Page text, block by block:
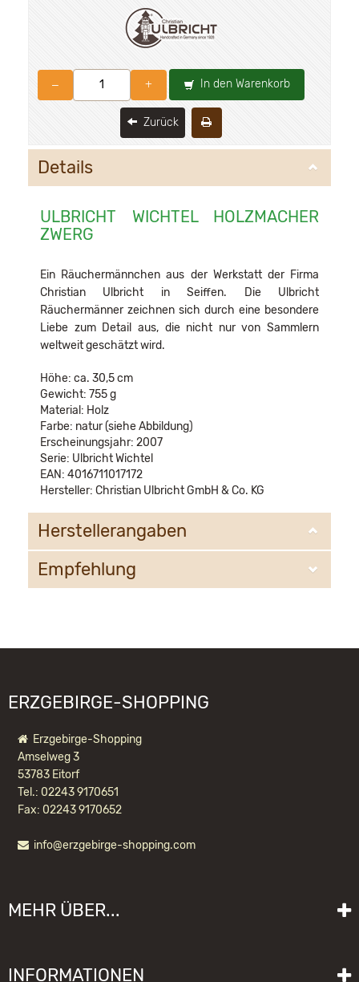
– + In den Warenkorb
Zurück
Details
ULBRICHT WICHTEL HOLZMACHER
ZWERG
Ein Räuchermännchen aus der Werkstatt der Firma
Christian Ulbricht in Seiffen. Die Ulbricht
Räuchermänner zeichnen sich durch eine besondere
Liebe zum Detail aus, die nicht nur von Sammlern
weltweit geschätzt wird.
Höhe: ca. 30,5 cm
Gewicht: 755 g
Material: Holz
Farbe: natur (siehe Abbildung)
Erscheinungsjahr: 2007
Serie: Ulbricht Wichtel
EAN: 4016711017172
Hersteller: Christian Ulbricht GmbH & Co. KG
Herstellerangaben
Christian Ulbricht GmbH & Co. KG
Empfehlung
ERZGEBIRGE-SHOPPING
Erzgebirge-Shopping
Amselweg 3
53783 Eitorf
Tel.: 02243 9170651
Fax: 02243 9170652
info@erzgebirge-shopping.com
MEHR ÜBER...
Lieferzeit
INFORMATIONEN